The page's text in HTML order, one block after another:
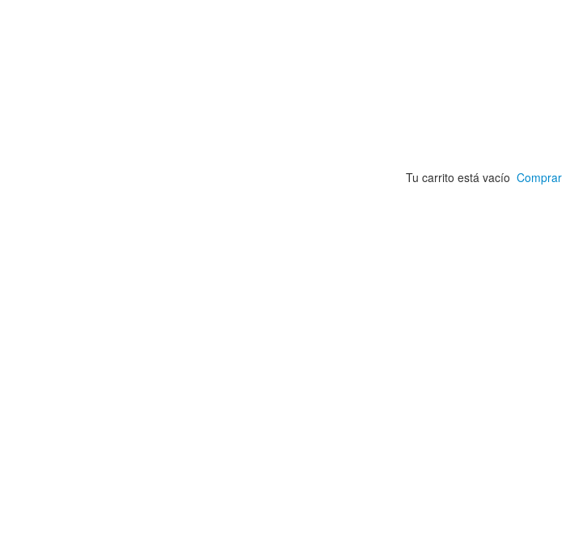
Tu carrito está vacío Comprar